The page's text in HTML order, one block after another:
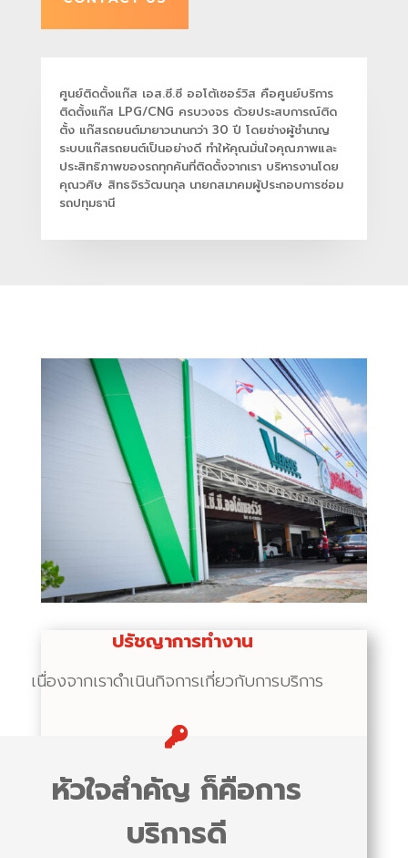
ศูนย์ติดตั้งแก๊ส เอส.ซี.ซี ออโต้เซอร์วิส คือศูนย์บริการ
ติดตั้งแก๊ส LPG/CNG ครบวงจร ด้วยประสบการณ์ติด
ตั้ง แก๊สรถยนต์มายาวนานกว่า 30 ปี โดยช่างผู้ชำนาญ
ระบบแก๊สรถยนต์เป็นอย่างดี ทำให้คุณมั่นใจคุณภาพและ
ประสิทธิภาพของรถทุกคันที่ติดตั้งจากเรา บริหารงานโดย
คุณวศิษ สิทธจิรวัฒนกุล นายกสมาคมผู้ประกอบการซ่อม
รถปทุมธานี
ปรัชญาการทำงาน
เนื่องจากเราดำเนินกิจการเกี่ยวกับการบริการ
หัวใจสำคัญ ก็คือการ
บริการดี